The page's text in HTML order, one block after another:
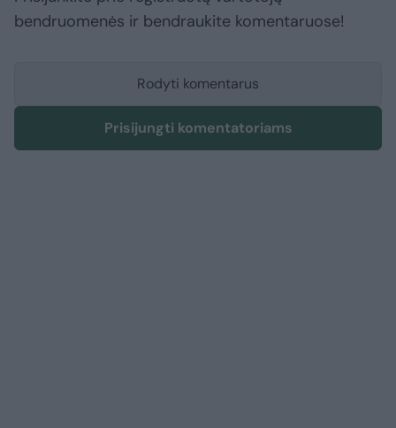
bendruomenės ir bendraukite komentaruose!
Rodyti komentarus
Prisijungti komentatoriams